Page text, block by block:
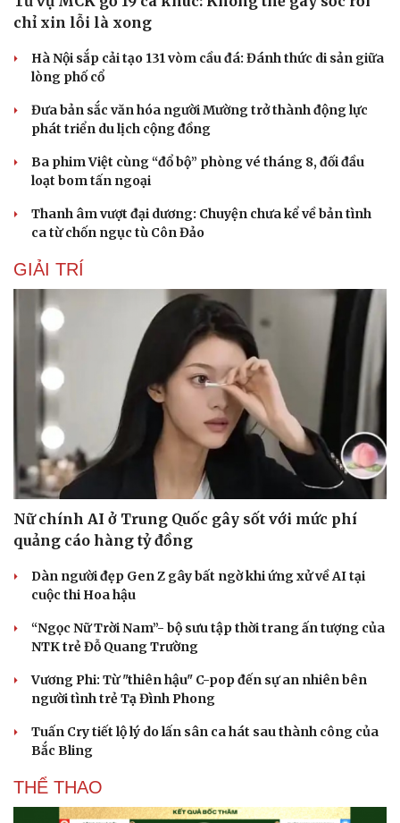
Du lịch
Tư vấn
Săn Tour
Câu chuyện thời sự
Kể chuyện cho bé
chỉ xin lỗi là xong
Hà Nội sắp cải tạo 131 vòm cầu đá: Đánh thức di sản giữa
lòng phố cổ
Đưa bản sắc văn hóa người Mường trở thành động lực
phát triển du lịch cộng đồng
Ba phim Việt cùng “đổ bộ” phòng vé tháng 8, đối đầu
loạt bom tấn ngoại
Thanh âm vượt đại dương: Chuyện chưa kể về bản tình
ca từ chốn ngục tù Côn Đảo
GIẢI TRÍ
Nữ chính AI ở Trung Quốc gây sốt với mức phí
quảng cáo hàng tỷ đồng
Dàn người đẹp Gen Z gây bất ngờ khi ứng xử về AI tại
cuộc thi Hoa hậu
“Ngọc Nữ Trời Nam”- bộ sưu tập thời trang ấn tượng của
NTK trẻ Đỗ Quang Trường
Vương Phi: Từ "thiên hậu" C-pop đến sự an nhiên bên
người tình trẻ Tạ Đình Phong
Tuấn Cry tiết lộ lý do lấn sân ca hát sau thành công của
Bắc Bling
THỂ THAO